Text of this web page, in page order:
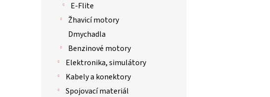
E-Flite
Žhavicí motory
Dmychadla
Benzinové motory
Elektronika, simulátory
Kabely a konektory
Spojovací materiál